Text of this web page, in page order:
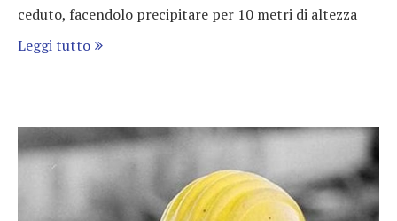
ceduto, facendolo precipitare per 10 metri di altezza
Leggi tutto